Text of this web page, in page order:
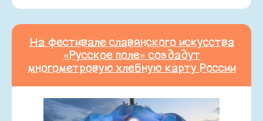
На фестивале славянского искусства
«Русское поле» создадут
многометровую хлебную карту России